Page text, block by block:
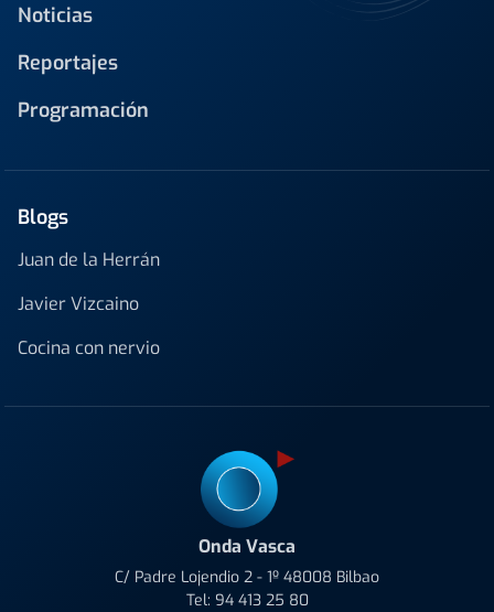
Noticias
Reportajes
Programación
Blogs
Juan de la Herrán
Javier Vizcaino
Cocina con nervio
Onda Vasca
C/ Padre Lojendio 2 - 1º 48008 Bilbao
Tel: 94 413 25 80